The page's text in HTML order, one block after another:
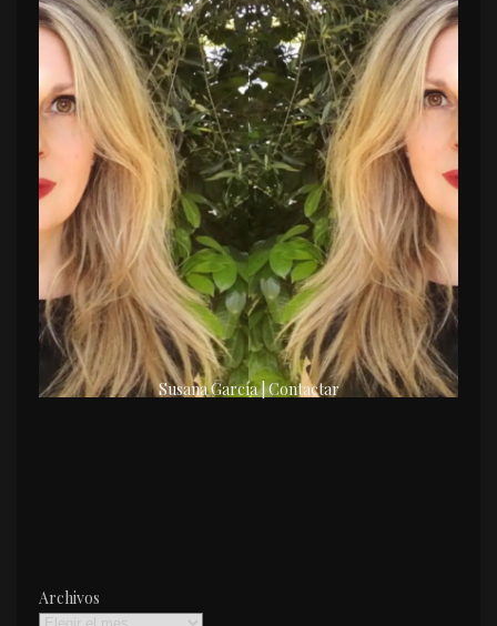
Susana García | Contactar
Archivos